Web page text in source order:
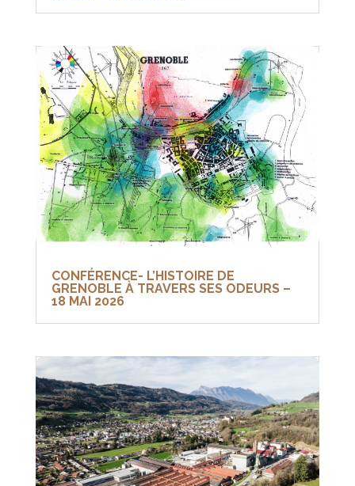
CONFÉRENCE- L’HISTOIRE DE
GRENOBLE À TRAVERS SES ODEURS –
18 MAI 2026